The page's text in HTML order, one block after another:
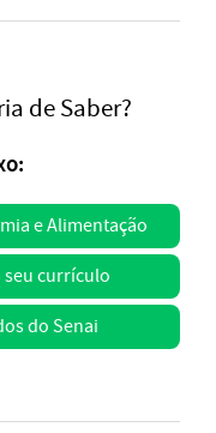
de Saber?
e Alimentação
seu currículo
do Senai